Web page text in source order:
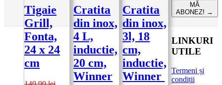
Tigaie
Grill,
Fonta,
24 x 24
cm
Cratita
din inox,
4 L,
inductie,
20 cm,
Winner
Cratita
din inox,
3l, 18
cm,
inductie,
Winner
MĂ
ABONEZ! →
LINKURI
UTILE
Termeni și
condiții